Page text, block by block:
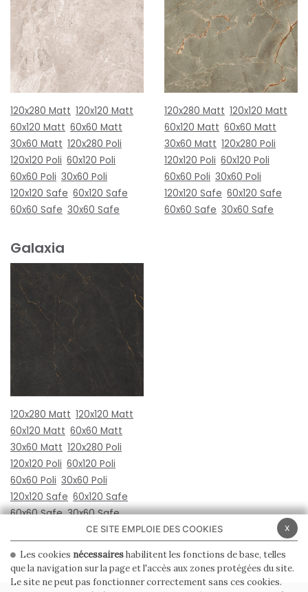
120x280 Matt 120x120 Matt
60x120 Matt 60x60 Matt
30x60 Matt 120x280 Poli
120x120 Poli 60x120 Poli
60x60 Poli 30x60 Poli
120x120 Safe 60x120 Safe
60x60 Safe 30x60 Safe
120x280 Matt 120x120 Matt
60x120 Matt 60x60 Matt
30x60 Matt 120x280 Poli
120x120 Poli 60x120 Poli
60x60 Poli 30x60 Poli
120x120 Safe 60x120 Safe
60x60 Safe 30x60 Safe
Galaxia
120x280 Matt 120x120 Matt
60x120 Matt 60x60 Matt
30x60 Matt 120x280 Poli
120x120 Poli 60x120 Poli
60x60 Poli 30x60 Poli
120x120 Safe 60x120 Safe
60x60 Safe 30x60 Safe
x
CE SITE EMPLOIE DES COOKIES
Les cookies nécessaireshabilitent les fonctions de base, telles
que la navigation sur la page et l'accès aux zones protégées du site.
Le site ne peut pas fonctionner correctement sans ces cookies.